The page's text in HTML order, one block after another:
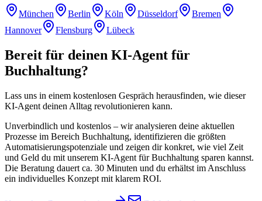
München Berlin Köln Düsseldorf
Bremen
Hannover
Flensburg Lübeck
Bereit für deinen KI-Agent für
Buchhaltung?
Lass uns in einem kostenlosen Gespräch herausfinden, wie dieser
KI-Agent deinen Alltag revolutionieren kann.
Unverbindlich und kostenlos – wir analysieren deine aktuellen
Prozesse im Bereich Buchhaltung, identifizieren die größten
Automatisierungspotenziale und zeigen dir konkret, wie viel Zeit
und Geld du mit unserem KI-Agent für Buchhaltung sparen kannst.
Die Beratung dauert ca. 30 Minuten und du erhältst im Anschluss
ein individuelles Konzept mit klarem ROI.